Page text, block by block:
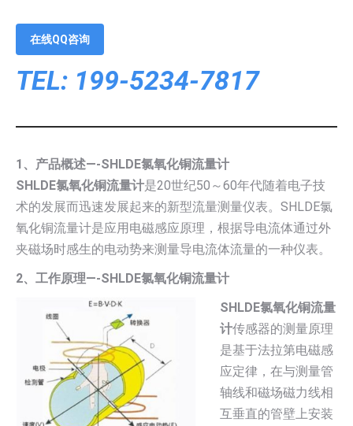
在线QQ咨询
TEL: 199-5234-7817
1、产品概述—-SHLDE氯氧化铜流量计
SHLDE氯氧化铜流量计是20世纪50～60年代随着电子技
术的发展而迅速发展起来的新型流量测量仪表。SHLDE氯
氧化铜流量计是应用电磁感应原理，根据导电流体通过外
夹磁场时感生的电动势来测量导电流体流量的一种仪表。
2、工作原理—-SHLDE氯氧化铜流量计
SHLDE氯氧化铜流量
计传感器的测量原理
是基于法拉第电磁感
应定律，在与测量管
轴线和磁场磁力线相
互垂直的管壁上安装